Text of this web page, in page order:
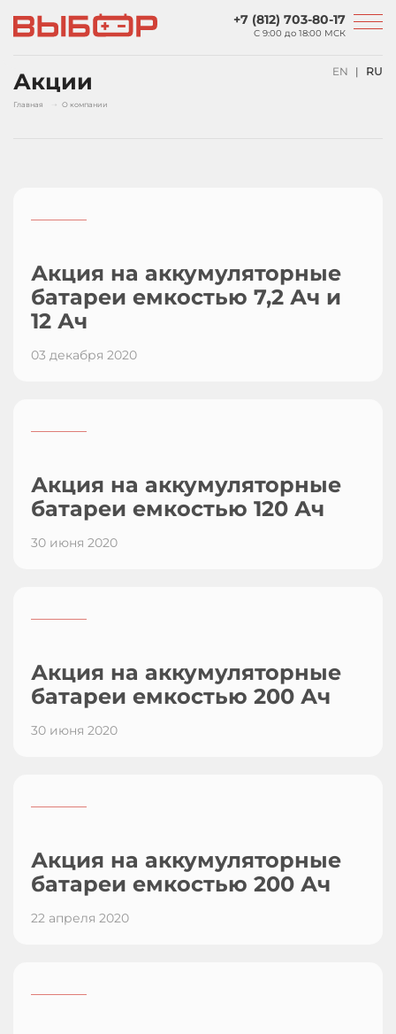
+7 (812) 703-80-17
С 9:00 до18:00 МСК
EN RU
Акции
Главная О компании
Акция на аккумуляторные
батареи емкостью 7,2 Ач и
12 Ач
03 декабря 2020
Акция на аккумуляторные
батареи емкостью 120 Ач
30 июня 2020
Акция на аккумуляторные
батареи емкостью 200 Ач
30 июня 2020
Акция на аккумуляторные
батареи емкостью 200 Ач
22 апреля 2020